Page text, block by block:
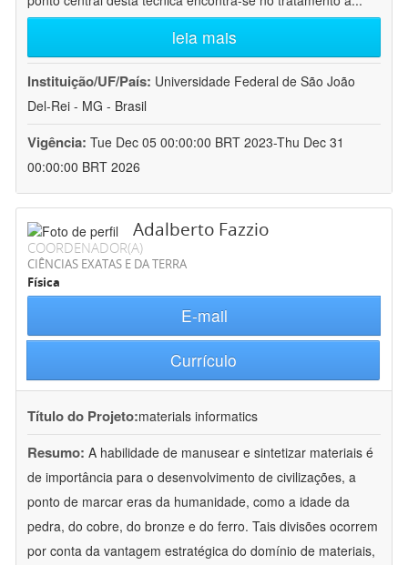
leia mais
Instituição/UF/País: Universidade Federal de São João
Del-Rei - MG - Brasil
Vigência: Tue Dec 05 00:00:00 BRT 2023-Thu Dec 31
00:00:00 BRT 2026
Adalberto Fazzio
COORDENADOR(A)
CIÊNCIAS EXATAS E DA TERRA
Física
E-mail
Currículo
Título do Projeto:materials informatics
Resumo: A habilidade de manusear e sintetizar materiais é
de importância para o desenvolvimento de civilizações, a
ponto de marcar eras da humanidade, como a idade da
pedra, do cobre, do bronze e do ferro. Tais divisões ocorrem
por conta da vantagem estratégica do domínio de materiais,